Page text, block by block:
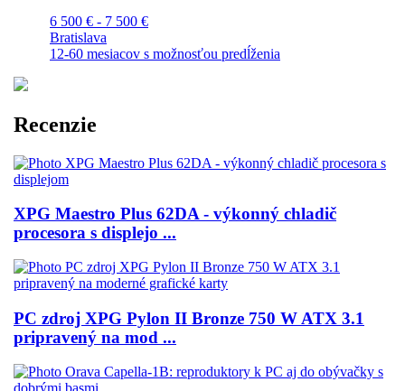
6 500 € - 7 500 €
Bratislava
12-60 mesiacov s možnosťou predĺženia
Recenzie
XPG Maestro Plus 62DA - výkonný chladič
procesora s displejo ...
PC zdroj XPG Pylon II Bronze 750 W ATX 3.1
pripravený na mod ...